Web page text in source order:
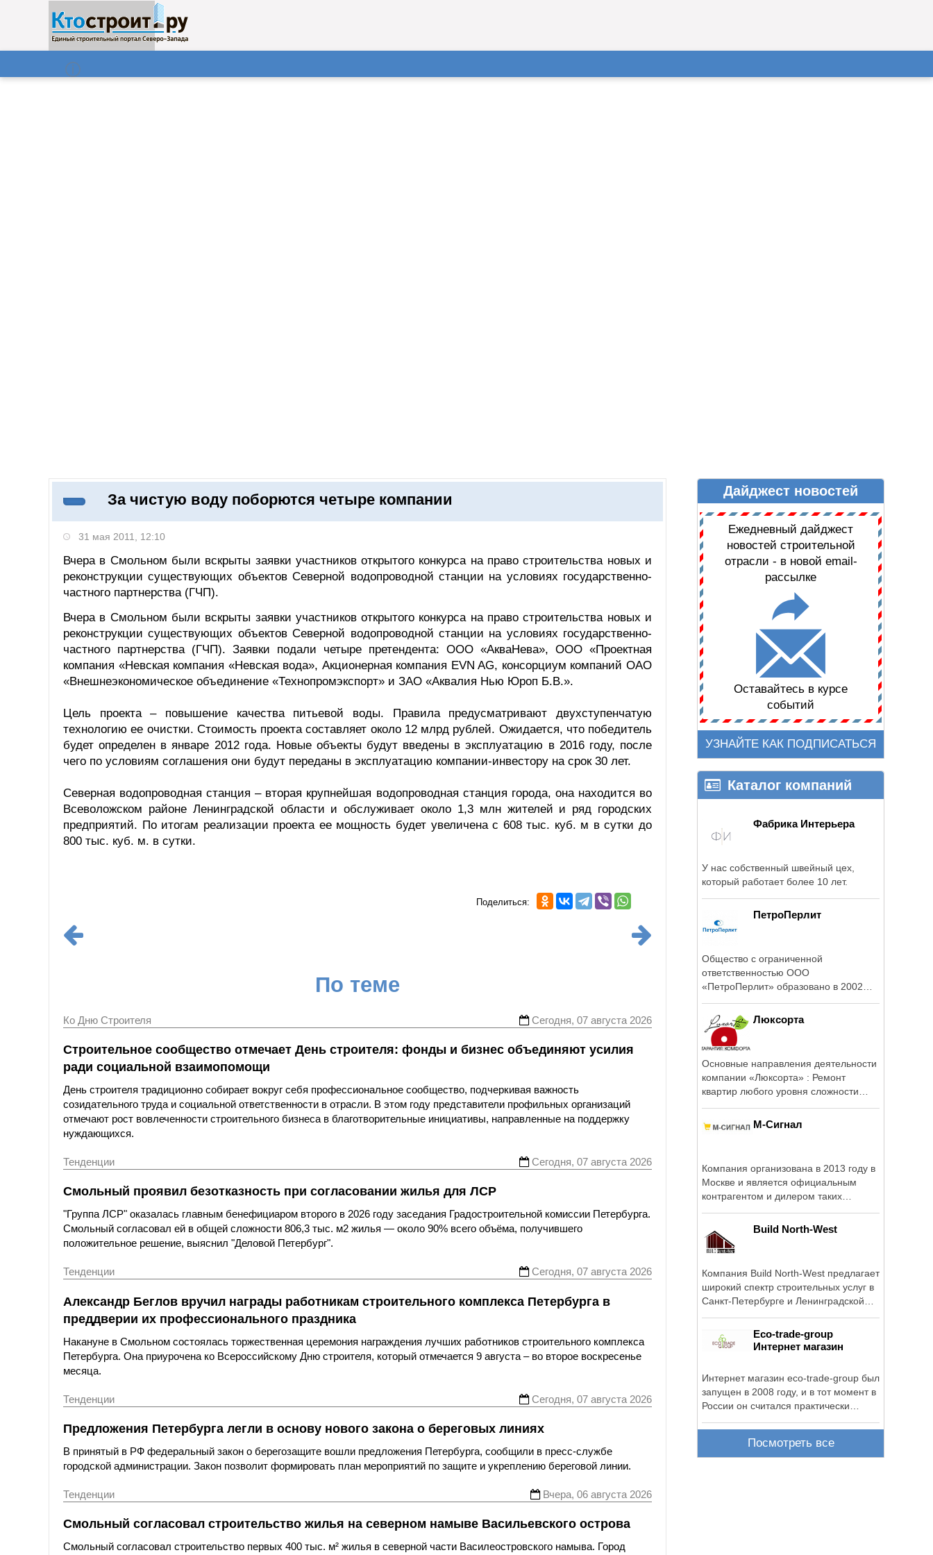
Поиск
ДАЙДЖЕСТ НОВОСТЕЙ
За чистую воду поборются четыре компании
31 мая 2011, 12:10
Вчера в Смольном были вскрыты заявки участников открытого конкурса на право строительства новых и
реконструкции существующих объектов Северной водопроводной станции на условиях государственно-
частного партнерства (ГЧП).
Вчера в Смольном были вскрыты заявки участников открытого конкурса на право строительства новых и
реконструкции существующих объектов Северной водопроводной станции на условиях государственно-
частного партнерства (ГЧП). Заявки подали четыре претендента: ООО «АкваНева», ООО «Проектная
компания «Невская компания «Невская вода», Акционерная компания EVN AG, консорциум компаний ОАО
«Внешнеэкономическое объединение «Технопромэкспорт» и ЗАО «Аквалия Нью Юроп Б.В.».
Цель проекта – повышение качества питьевой воды. Правила предусматривают двухступенчатую
технологию ее очистки. Стоимость проекта составляет около 12 млрд рублей. Ожидается, что победитель
будет определен в январе 2012 года. Новые объекты будут введены в эксплуатацию в 2016 году, после
чего по условиям соглашения они будут переданы в эксплуатацию компании-инвестору на срок 30 лет.
Северная водопроводная станция – вторая крупнейшая водопроводная станция города, она находится во
Всеволожском районе Ленинградской области и обслуживает около 1,3 млн жителей и ряд городских
предприятий. По итогам реализации проекта ее мощность будет увеличена с 608 тыс. куб. м в сутки до
800 тыс. куб. м. в сутки.
Поделиться:
По теме
Ко Дню Строителя Сегодня, 07 августа 2026
Строительное сообщество отмечает День строителя: фонды и бизнес объединяют усилия
ради социальной взаимопомощи
День строителя традиционно собирает вокруг себя профессиональное сообщество, подчеркивая важность
созидательного труда и социальной ответственности в отрасли. В этом году представители профильных организаций
отмечают рост вовлеченности строительного бизнеса в благотворительные инициативы, направленные на поддержку
нуждающихся.
Тенденции Сегодня, 07 августа 2026
Смольный проявил безотказность при согласовании жилья для ЛСР
"Группа ЛСР" оказалась главным бенефициаром второго в 2026 году заседания Градостроительной комиссии Петербурга.
Смольный согласовал ей в общей сложности 806,3 тыс. м2 жилья — около 90% всего объёма, получившего
положительное решение, выяснил "Деловой Петербург".
Тенденции Сегодня, 07 августа 2026
Александр Беглов вручил награды работникам строительного комплекса Петербурга в
преддверии их профессионального праздника
Накануне в Смольном состоялась торжественная церемония награждения лучших работников строительного комплекса
Петербурга. Она приурочена ко Всероссийскому Дню строителя, который отмечается 9 августа – во второе воскресенье
месяца.
Тенденции Сегодня, 07 августа 2026
Предложения Петербурга легли в основу нового закона о береговых линиях
В принятый в РФ федеральный закон о берегозащите вошли предложения Петербурга, сообщили в пресс-службе
городской администрации. Закон позволит формировать план мероприятий по защите и укреплению береговой линии.
Тенденции Вчера, 06 августа 2026
Смольный согласовал строительство жилья на северном намыве Васильевского острова
Смольный согласовал строительство первых 400 тыс. м² жилья в северной части Василеостровского намыва. Город
Дайджест новостей
Ежедневный дайджест
новостей строительной
отрасли - в новой email-
рассылке
Оставайтесь в курсе
событий
УЗНАЙТЕ КАК ПОДПИСАТЬСЯ
Каталог компаний
Фабрика Интерьера
У нас собственный швейный цех,
который работает более 10 лет.
ПетроПерлит
Общество с ограниченной
ответственностью ООО
«ПетроПерлит» образовано в 2002
Люксорта
Основные направления деятельности
компании «Люксорта» : Ремонт
квартир любого уровня сложности
М-Сигнал
Компания организована в 2013 году в
Москве и является официальным
контрагентом и дилером таких
Build North-West
Компания Build North-West предлагает
широкий спектр строительных услуг в
Санкт-Петербурге и Ленинградской
Eco-trade-group
Интернет магазин
Интернет магазин eco-trade-group был
запущен в 2008 году, и в тот момент в
России он считался практически
Посмотреть все